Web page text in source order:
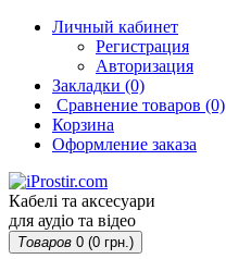
Личный кабинет
Регистрация
Авторизация
Закладки (0)
Сравнение товаров (0)
Корзина
Оформление заказа
Кабелі та аксесуари
для аудіо та відео
Товаров 0 (0 грн.)